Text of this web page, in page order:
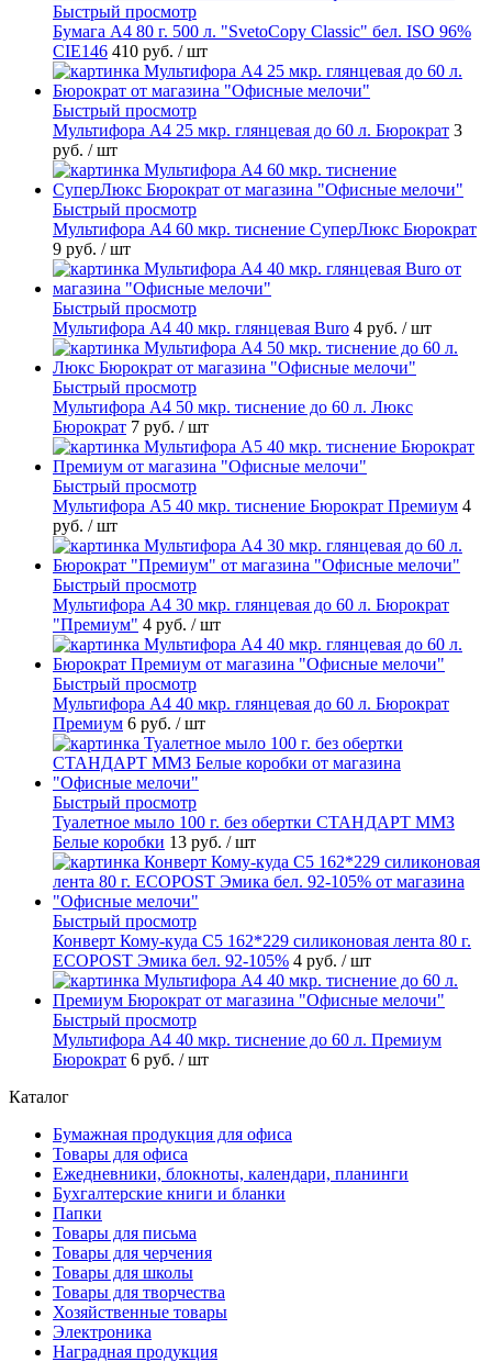
Быстрый просмотр
Бумага А4 80 г. 500 л. "SvetoCopy Classic" бел. ISO 96%
CIE146 410 руб. / шт
Быстрый просмотр
Мультифора А4 25 мкр. глянцевая до 60 л. Бюрократ 3
руб. / шт
Быстрый просмотр
Мультифора А4 60 мкр. тиснение СуперЛюкс Бюрократ
9 руб. / шт
Быстрый просмотр
Мультифора А4 40 мкр. глянцевая Buro 4 руб. / шт
Быстрый просмотр
Мультифора А4 50 мкр. тиснение до 60 л. Люкс
Бюрократ 7 руб. / шт
Быстрый просмотр
Мультифора А5 40 мкр. тиснение Бюрократ Премиум 4
руб. / шт
Быстрый просмотр
Мультифора А4 30 мкр. глянцевая до 60 л. Бюрократ
"Премиум" 4 руб. / шт
Быстрый просмотр
Мультифора А4 40 мкр. глянцевая до 60 л. Бюрократ
Премиум 6 руб. / шт
Быстрый просмотр
Туалетное мыло 100 г. без обертки СТАНДАРТ ММЗ
Белые коробки 13 руб. / шт
Быстрый просмотр
Конверт Кому-куда С5 162*229 силиконовая лента 80 г.
ECOPOST Эмика бел. 92-105% 4 руб. / шт
Быстрый просмотр
Мультифора А4 40 мкр. тиснение до 60 л. Премиум
Бюрократ 6 руб. / шт
Каталог
Бумажная продукция для офиса
Товары для офиса
Ежедневники, блокноты, календари, планинги
Бухгалтерские книги и бланки
Папки
Товары для письма
Товары для черчения
Товары для школы
Товары для творчества
Хозяйственные товары
Электроника
Наградная продукция